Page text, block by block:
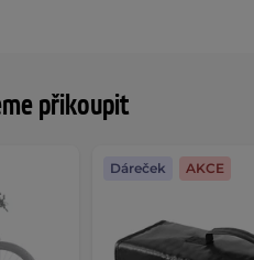
přikoupit
Dáreček AKCE